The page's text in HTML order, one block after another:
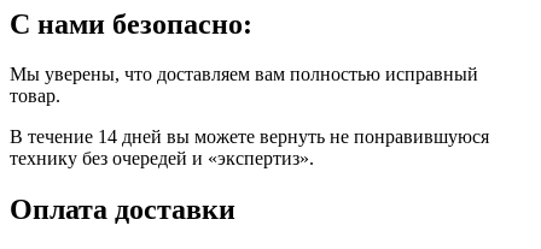
С нами безопасно:
Мы уверены, что доставляем вам полностью исправный
товар.
В течение 14 дней вы можете вернуть не понравившуюся
технику без очередей и «экспертиз».
Оплата доставки